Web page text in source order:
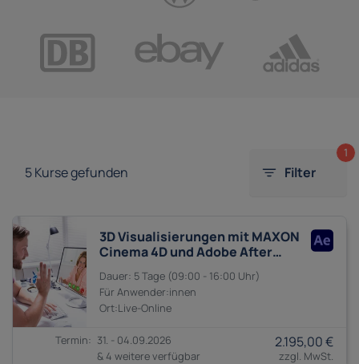
5Kurse gefunden Filter
1
3D Visualisierungen mit MAXON
Cinema 4D und Adobe After
5 Tage 09:00 - 16:00
Anwender:innen
31. - 04.09.2026
& 4 weitere verfügbar
2.195,00 €